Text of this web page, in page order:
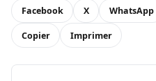
Facebook X WhatsApp
Copier Imprimer